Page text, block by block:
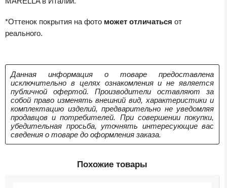
*Оттенок покрытия на фото может отличаться от
реального.
Данная информация о товаре предоставлена
исключительно в целях ознакомления и не является
публичной офертой. Производители оставляют за
собой право изменять внешний вид, характеристики и
комплектацию изделий, предварительно не уведомляя
продавцов и потребителей. При совершении покупки,
убедительная просьба, уточнять интересующие вас
сведения о товаре до оформления заказа.
Похожие товары